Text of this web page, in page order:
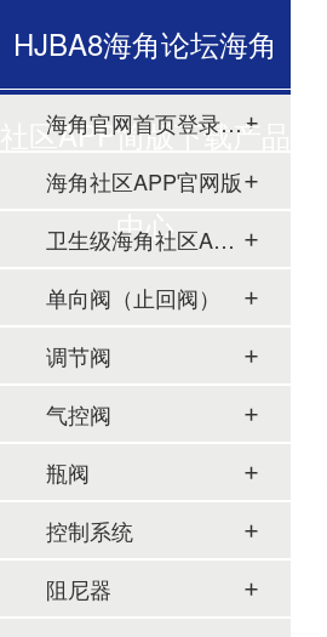
HJBA8海角论坛海角
社区APP简版下载产品
中心
海角官网首页登录入口
海角社区APP官网版
卫生级海角社区APP简版下载
单向阀（止回阀）
调节阀
气控阀
瓶阀
控制系统
阻尼器